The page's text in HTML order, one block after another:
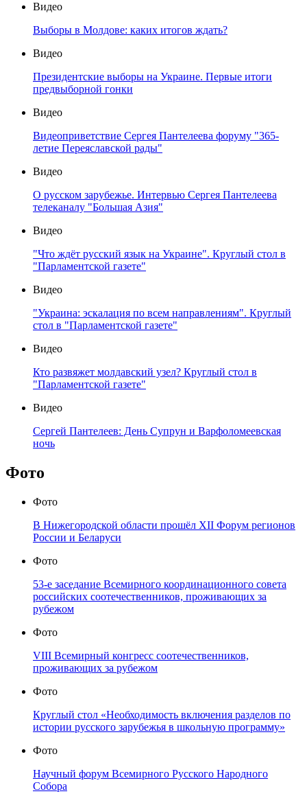
Видео
Выборы в Молдове: каких итогов ждать?
Видео
Президентские выборы на Украине. Первые итоги
предвыборной гонки
Видео
Видеоприветствие Сергея Пантелеева форуму "365-
летие Переяславской рады"
Видео
О русском зарубежье. Интервью Сергея Пантелеева
телеканалу "Большая Азия"
Видео
"Что ждёт русский язык на Украине". Круглый стол в
"Парламентской газете"
Видео
"Украина: эскалация по всем направлениям". Круглый
стол в "Парламентской газете"
Видео
Кто развяжет молдавский узел? Круглый стол в
"Парламентской газете"
Видео
Сергей Пантелеев: День Супрун и Варфоломеевская
ночь
Фото
Фото
В Нижегородской области прошёл XII Форум регионов
России и Беларуси
Фото
53-е заседание Всемирного координационного совета
российских соотечественников, проживающих за
рубежом
Фото
VIII Всемирный конгресс соотечественников,
проживающих за рубежом
Фото
Круглый стол «Необходимость включения разделов по
истории русского зарубежья в школьную программу»
Фото
Научный форум Всемирного Русского Народного
Собора